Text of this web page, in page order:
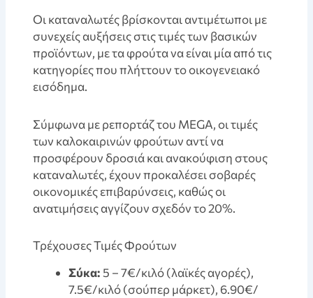
Οι καταναλωτές βρίσκονται αντιμέτωποι με
συνεχείς αυξήσεις στις τιμές των βασικών
προϊόντων, με τα φρούτα να είναι μία από τις
κατηγορίες που πλήττουν το οικογενειακό
εισόδημα.
Σύμφωνα με ρεπορτάζ του MEGA, οι τιμές
των καλοκαιρινών φρούτων αντί να
προσφέρουν δροσιά και ανακούφιση στους
καταναλωτές, έχουν προκαλέσει σοβαρές
οικονομικές επιβαρύνσεις, καθώς οι
ανατιμήσεις αγγίζουν σχεδόν το 20%.
Τρέχουσες Τιμές Φρούτων
Σύκα:5 – 7€/κιλό (λαϊκές αγορές),
7.5€/κιλό (σούπερ μάρκετ), 6.90€/